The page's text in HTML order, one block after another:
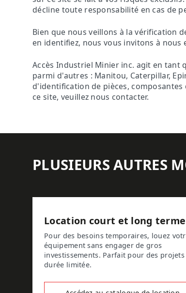
décline toute responsabilité en cas de
Bien que nous veillons à la vérification
en identifiez, nous vous invitons à
Accès Industriel Minier inc. agit en tant
parmi d'autres : Manitou, Caterpillar,
d'identification de pièces,
ce site, veuillez nous contacter.
PLUSIEURS AUTRES
Location court et long terme
Pour des besoins temporaires, louez
équipement sans engager de gros
investissements. Parfait pour des projets
durée limitée.